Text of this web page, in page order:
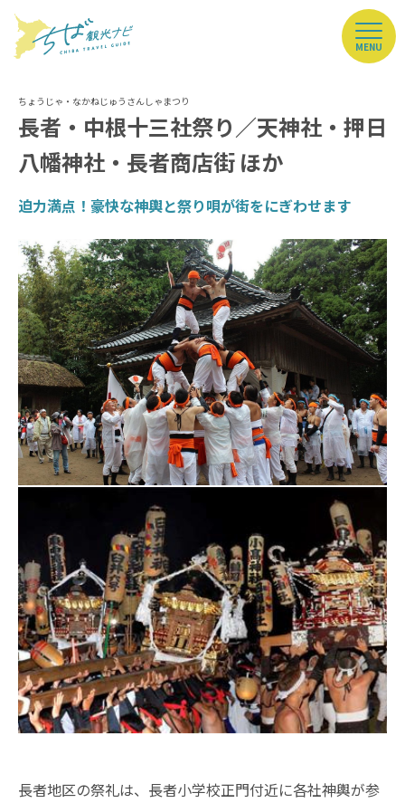
MENU
長者・中根十三社祭り／天神社・押日
八幡神社・長者商店街 ほか
迫力満点！豪快な神輿と祭り唄が街をにぎわせます
長者地区の祭礼は、長者小学校正門付近に各社神輿が参